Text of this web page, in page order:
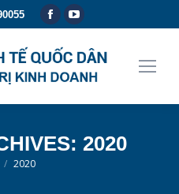
Facebook
opens
in
YouTube
opens
in
2020
here:
2020